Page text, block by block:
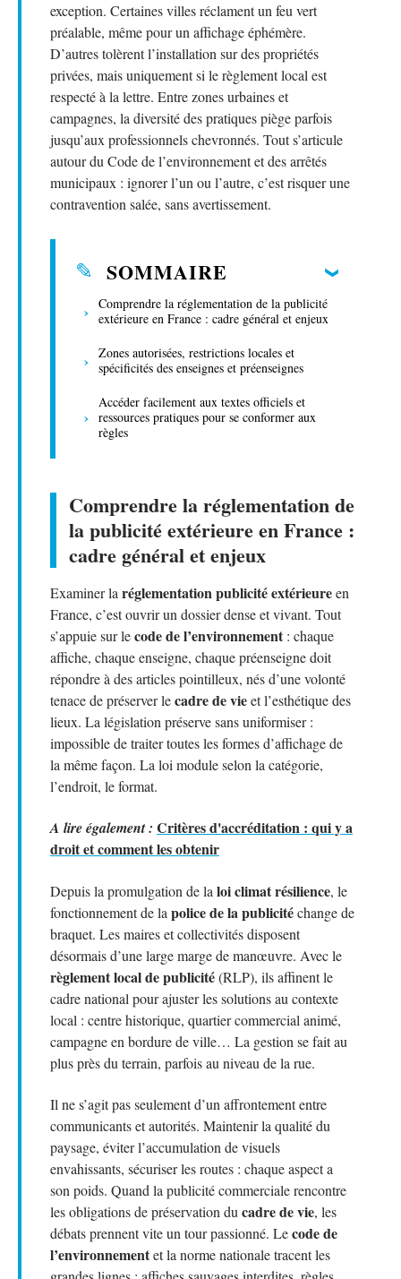
exception. Certaines villes réclament un feu vert
préalable, même pour un affichage éphémère.
D’autres tolèrent l’installation sur des propriétés
privées, mais uniquement si le règlement local est
respecté à la lettre. Entre zones urbaines et
campagnes, la diversité des pratiques piège parfois
jusqu’aux professionnels chevronnés. Tout s’articule
autour du Code de l’environnement et des arrêtés
municipaux : ignorer l’un ou l’autre, c’est risquer une
contravention salée, sans avertissement.
SOMMAIRE
Comprendre la réglementation de la publicité
extérieure en France : cadre général et enjeux
Zones autorisées, restrictions locales et
spécificités des enseignes et préenseignes
Accéder facilement aux textes officiels et
ressources pratiques pour se conformer aux
règles
Comprendre la réglementation de
la publicité extérieure en France :
cadre général et enjeux
Examiner la réglementation publicité extérieureen
France, c’est ouvrir un dossier dense et vivant. Tout
s’appuie sur lecode de l’environnement : chaque
affiche, chaque enseigne, chaque préenseigne doit
répondre à des articles pointilleux, nés d’une volonté
tenace de préserver lecadre de vieet l’esthétique des
lieux. La législation préserve sans uniformiser :
impossible de traiter toutes les formes d’affichage de
la même façon. La loi module selon la catégorie,
l’endroit, le format.
A lire également : Critères d'accréditation : qui y a
droit et comment les obtenir
Depuis la promulgation de la loi climat résilience, le
fonctionnement de la police de la publicitéchange de
braquet. Les maires et collectivités disposent
désormais d’une large marge de manœuvre. Avec le
règlement local de publicité(RLP), ils affinent le
cadre national pour ajuster les solutions au contexte
local : centre historique, quartier commercial animé,
campagne en bordure de ville… La gestion se fait au
plus près du terrain, parfois au niveau de la rue.
Il ne s’agit pas seulement d’un affrontement entre
communicants et autorités. Maintenir la qualité du
paysage, éviter l’accumulation de visuels
envahissants, sécuriser les routes : chaque aspect a
son poids. Quand la publicité commerciale rencontre
les obligations de préservation du cadre de vie, les
débats prennent vite un tour passionné. Lecode de
l’environnementet la norme nationale tracent les